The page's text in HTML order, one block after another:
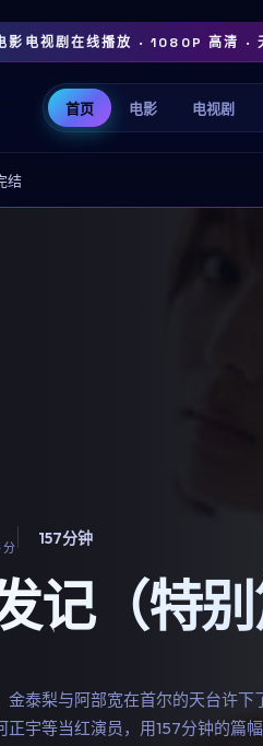
影电视剧在线播放 · 1080P 高清 ·
首页 电影 电视剧
结
157分钟
记（特别
金泰梨与阿部宽在首尔的天台许
宇等当红演员，用157分钟的篇